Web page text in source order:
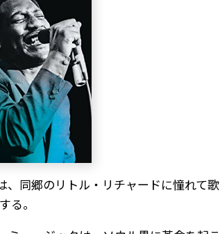
同郷のリトル・リチャードに憧れて歌
る。